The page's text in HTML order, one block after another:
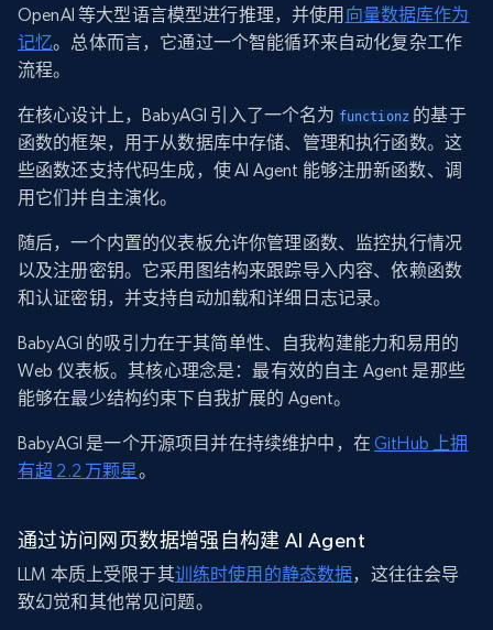
OpenAI 等大型语言模型进行推理，并使用 向量数据库作为
记忆。总体而言，它通过一个智能循环来自动化复杂工作
流程。
在核心设计上，BabyAGI 引入了一个名为 functionz 的基于
函数的框架，用于从数据库中存储、管理和执行函数。这
些函数还支持代码生成，使 AI Agent 能够注册新函数、调
用它们并自主演化。
随后，一个内置的仪表板允许你管理函数、监控执行情况
以及注册密钥。它采用图结构来跟踪导入内容、依赖函数
和认证密钥，并支持自动加载和详细日志记录。
BabyAGI 的吸引力在于其简单性、自我构建能力和易用的
Web 仪表板。其核心理念是：最有效的自主 Agent 是那些
能够在最少结构约束下自我扩展的 Agent。
BabyAGI 是一个开源项目并在持续维护中，在GitHub 上拥
有超 2.2 万颗星。
通过访问网页数据增强自构建 AI Agent
LLM 本质上受限于其训练时使用的静态数据，这往往会导
致幻觉和其他常见问题。